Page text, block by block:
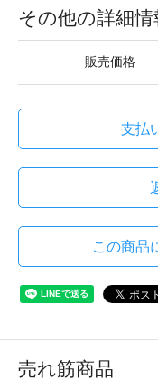
その他の詳細情
販売価格
支払
この商品
売れ筋商品